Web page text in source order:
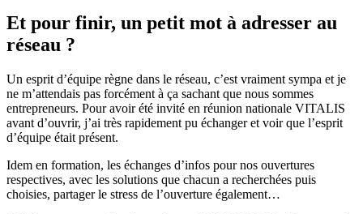
Et pour finir, un petit mot à adresser au
réseau ?
Un esprit d’équipe règne dans le réseau, c’est vraiment sympa et je
ne m’attendais pas forcément à ça sachant que nous sommes
entrepreneurs. Pour avoir été invité en réunion nationale VITALIS
avant d’ouvrir, j’ai très rapidement pu échanger et voir que l’esprit
d’équipe était présent.
Idem en formation, les échanges d’infos pour nos ouvertures
respectives, avec les solutions que chacun a recherchées puis
choisies, partager le stress de l’ouverture également…